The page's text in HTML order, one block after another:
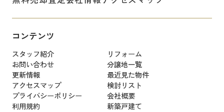
コンテンツ
スタッフ紹介
リフォーム
お問い合わせ
分譲地一覧
更新情報
最近見た物件
アクセスマップ
検討リスト
プライバシーポリシー
会社概要
利用規約
新築戸建て